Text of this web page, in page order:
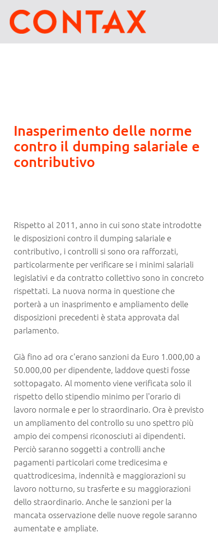
Inasperimento delle norme
contro il dumping salariale e
contributivo
Rispetto al 2011, anno in cui sono state introdotte
le disposizioni contro il dumping salariale e
contributivo, i controlli si sono ora rafforzati,
particolarmente per verificare se i minimi salariali
legislativi e da contratto collettivo sono in concreto
rispettati. La nuova norma in questione che
porterà a un inasprimento e ampliamento delle
disposizioni precedenti è stata approvata dal
parlamento.
Già fino ad ora c'erano sanzioni da Euro 1.000,00 a
50.000,00 per dipendente, laddove questi fosse
sottopagato. Al momento viene verificata solo il
rispetto dello stipendio minimo per l'orario di
lavoro normale e per lo straordinario. Ora è previsto
un ampliamento del controllo su uno spettro più
ampio dei compensi riconosciuti ai dipendenti.
Perciò saranno soggetti a controlli anche
pagamenti particolari come tredicesima e
quattrodicesima, indennità e maggiorazioni su
lavoro notturno, su trasferte e su maggiorazioni
dello straordinario. Anche le sanzioni per la
mancata osservazione delle nuove regole saranno
aumentate e ampliate.